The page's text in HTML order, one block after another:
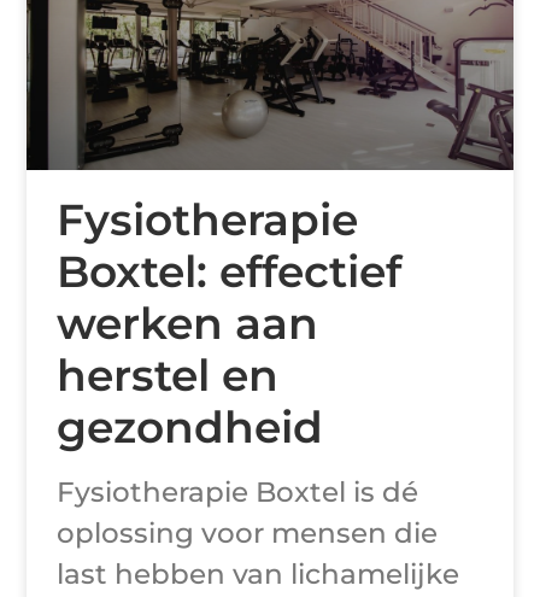
Fysiotherapie
Boxtel: effectief
werken aan
herstel en
gezondheid
Fysiotherapie Boxtel is dé
oplossing voor mensen die
last hebben van lichamelijke